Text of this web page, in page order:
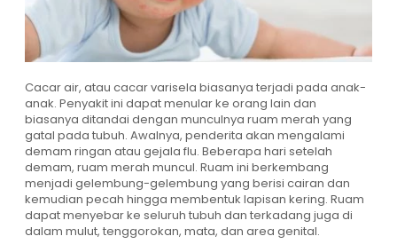
Cacar air, atau cacar varisela biasanya terjadi pada anak-
anak. Penyakit ini dapat menular ke orang lain dan
biasanya ditandai dengan munculnya ruam merah yang
gatal pada tubuh. Awalnya, penderita akan mengalami
demam ringan atau gejala flu. Beberapa hari setelah
demam, ruam merah muncul. Ruam ini berkembang
menjadi gelembung-gelembung yang berisi cairan dan
kemudian pecah hingga membentuk lapisan kering. Ruam
dapat menyebar ke seluruh tubuh dan terkadang juga di
dalam mulut, tenggorokan, mata, dan area genital.